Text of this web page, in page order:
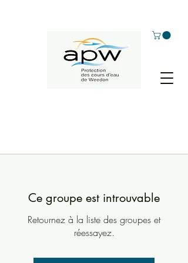
Ce groupe est introuvable
Retournez à la liste des groupes et
réessayez.